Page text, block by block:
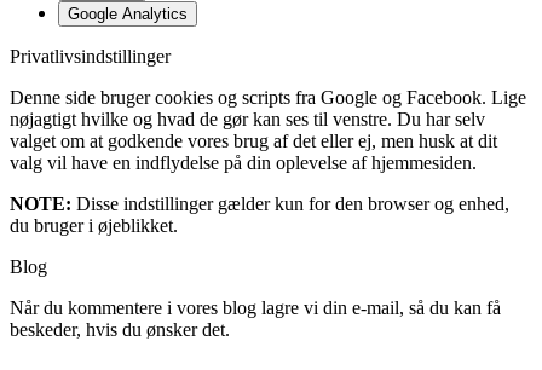
Google Analytics
Privatlivsindstillinger
Denne side bruger cookies og scripts fra Google og Facebook. Lige
nøjagtigt hvilke og hvad de gør kan ses til venstre. Du har selv
valget om at godkende vores brug af det eller ej, men husk at dit
valg vil have en indflydelse på din oplevelse af hjemmesiden.
NOTE: Disse indstillinger gælder kun for den browser og enhed,
du bruger i øjeblikket.
Blog
Når du kommentere i vores blog lagre vi din e-mail, så du kan få
beskeder, hvis du ønsker det.